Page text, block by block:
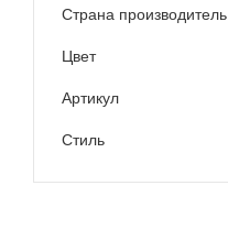
Страна производитель
Цвет
Артикул
Стиль